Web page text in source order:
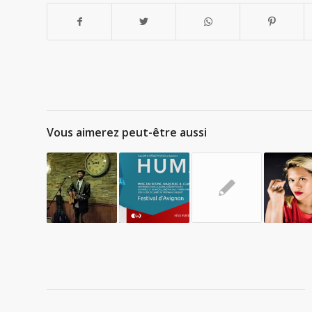
Vous aimerez peut-être aussi